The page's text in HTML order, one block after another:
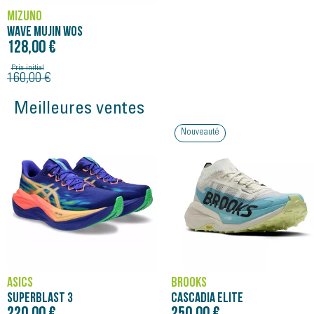
MIZUNO
WAVE MUJIN WOS
128,00 €
Prix initial
160,00 €
Meilleures ventes
ASICS
SUPERBLAST 3
Nouveauté
BROOKS
CASCADIA ELITE